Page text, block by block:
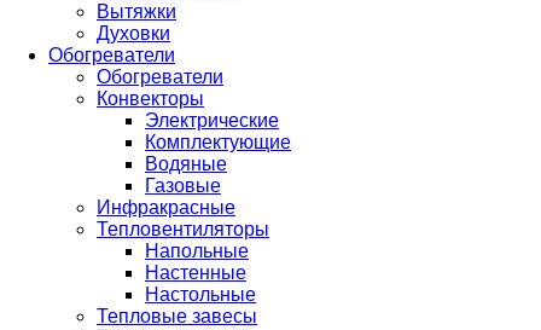
Вытяжки
Духовки
Обогреватели
Обогреватели
Конвекторы
Электрические
Комплектующие
Водяные
Газовые
Инфракрасные
Тепловентиляторы
Напольные
Настенные
Настольные
Тепловые завесы